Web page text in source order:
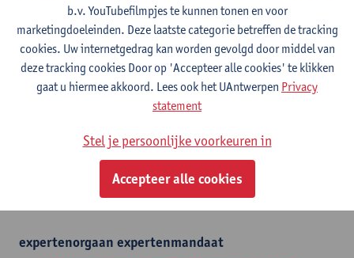
Afdeling
Dienst Milieu
Statuut & functies
Admin. & techn. personeel
domeincoördinator-diensthoofd
Interne mandaten
expertenorgaan expertenmandaat
b.v. YouTubefilmpjes te kunnen tonen en voor
marketingdoeleinden. Deze laatste categorie betreffen de tracking
cookies. Uw internetgedrag kan worden gevolgd door middel van
deze tracking cookies Door op 'Accepteer alle cookies' te klikken
gaat u hiermee akkoord. Lees ook het UAntwerpen Privacy
statement
Stel je persoonlijke voorkeuren in
Accepteer alle cookies